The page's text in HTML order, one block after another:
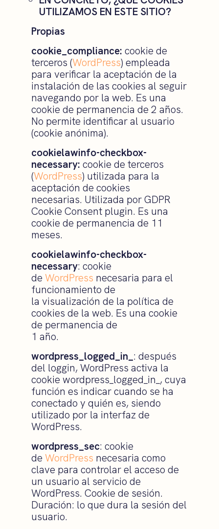
UTILIZAMOS EN ESTE SITIO?
Propias
cookie_compliance: cookie de
terceros (WordPress) empleada
para verificar la aceptación de la
instalación de las cookies al seguir
navegando por la web. Es una
cookie de permanencia de 2 años.
No permite identificar al usuario
(cookie anónima).
cookielawinfo-checkbox-
necessary: cookie de terceros
(WordPress) utilizada para la
aceptación de cookies
necesarias. Utilizada por GDPR
Cookie Consent plugin. Es una
cookie de permanencia de 11
meses.
cookielawinfo-checkbox-
necessary: cookie
de WordPress necesaria para el
funcionamiento de
la visualización de la política de
cookies de la web. Es una cookie
de permanencia de
1 año.
wordpress_logged_in_: después
del loggin, WordPress activa la
cookie wordpress_logged_in_, cuya
función es indicar cuando se ha
conectado y quién es, siendo
utilizado por la interfaz de
WordPress.
wordpress_sec: cookie
de WordPress necesaria como
clave para controlar el acceso de
un usuario al servicio de
WordPress. Cookie de sesión.
Duración: lo que dura la sesión del
usuario.